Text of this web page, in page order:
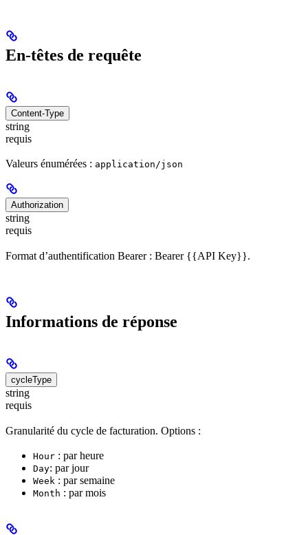
En-têtes de requête
Content-Type
string
requis
Valeurs énumérées : application/json
Authorization
string
requis
Format d’authentification Bearer : Bearer {{API Key}}.
Informations de réponse
cycleType
string
requis
Granularité du cycle de facturation. Options :
Hour : par heure
Day: par jour
Week : par semaine
Month : par mois